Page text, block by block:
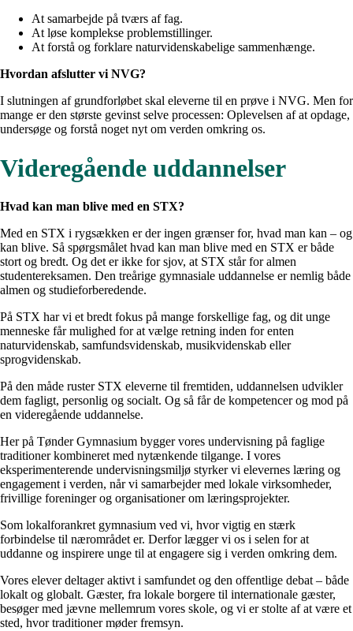
At samarbejde på tværs af fag.
At løse komplekse problemstillinger.
At forstå og forklare naturvidenskabelige sammenhænge.
Hvordan afslutter vi NVG?
I slutningen af grundforløbet skal eleverne til en prøve i NVG. Men for
mange er den største gevinst selve processen: Oplevelsen af at opdage,
undersøge og forstå noget nyt om verden omkring os.
Videregående uddannelser
Hvad kan man blive med en STX?
Med en STX i rygsækken er der ingen grænser for, hvad man kan – og
kan blive. Så spørgsmålet hvad kan man blive med en STX er både
stort og bredt. Og det er ikke for sjov, at STX står for almen
studentereksamen. Den treårige gymnasiale uddannelse er nemlig både
almen og studieforberedende.
På STX har vi et bredt fokus på mange forskellige fag, og dit unge
menneske får mulighed for at vælge retning inden for enten
naturvidenskab, samfundsvidenskab, musikvidenskab eller
sprogvidenskab.
På den måde ruster STX eleverne til fremtiden, uddannelsen udvikler
dem fagligt, personlig og socialt. Og så får de kompetencer og mod på
en videregående uddannelse.
Her på Tønder Gymnasium bygger vores undervisning på faglige
traditioner kombineret med nytænkende tilgange. I vores
eksperimenterende undervisningsmiljø styrker vi elevernes læring og
engagement i verden, når vi samarbejder med lokale virksomheder,
frivillige foreninger og organisationer om læringsprojekter.
Som lokalforankret gymnasium ved vi, hvor vigtig en stærk
forbindelse til nærområdet er. Derfor lægger vi os i selen for at
uddanne og inspirere unge til at engagere sig i verden omkring dem.
Vores elever deltager aktivt i samfundet og den offentlige debat – både
lokalt og globalt. Gæster, fra lokale borgere til internationale gæster,
besøger med jævne mellemrum vores skole, og vi er stolte af at være et
sted, hvor traditioner møder fremsyn.